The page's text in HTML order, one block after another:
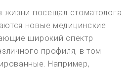
жизни посещал стоматолога.
новые медицинские
широкий спектр
профиля, в том
Например,